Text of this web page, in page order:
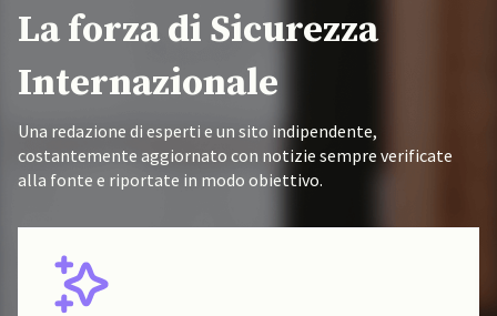
La forza di Sicurezza
Internazionale
Una redazione di esperti e un sito indipendente,
costantemente aggiornato con notizie sempre verificate
alla fonte e riportate in modo obiettivo.